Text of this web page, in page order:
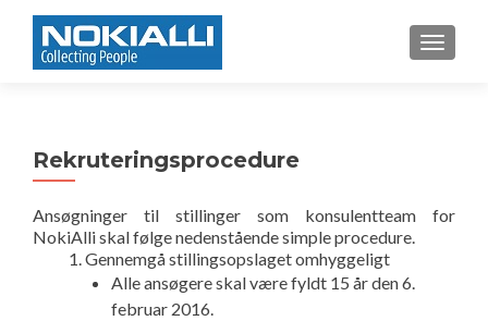
Rekruteringsprocedure
Ansøgninger til stillinger som konsulentteam for
NokiAlli skal følge nedenstående simple procedure.
Gennemgå stillingsopslaget omhyggeligt
Alle ansøgere skal være fyldt 15 år den 6.
februar 2016.